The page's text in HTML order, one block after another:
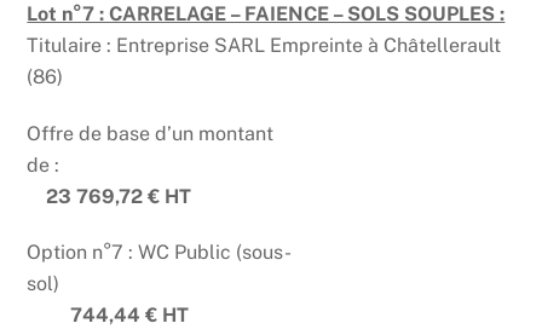
Lot n°7 : CARRELAGE – FAIENCE – SOLS SOUPLES :
Titulaire : Entreprise SARL Empreinte à Châtellerault
(86)
Offre de base d’un montant
de :
23 769,72 € HT
Option n°7 : WC Public (sous-
sol)
744,44 € HT